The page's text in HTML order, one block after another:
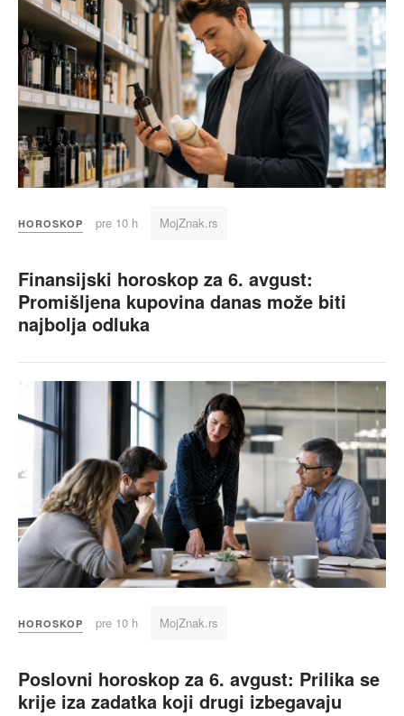
HOROSKOP pre 10 h MojZnak.rs
Finansijski horoskop za 6. avgust:
Promišljena kupovina danas može biti
najbolja odluka
HOROSKOP pre 10 h MojZnak.rs
Poslovni horoskop za 6. avgust: Prilika se
krije iza zadatka koji drugi izbegavaju